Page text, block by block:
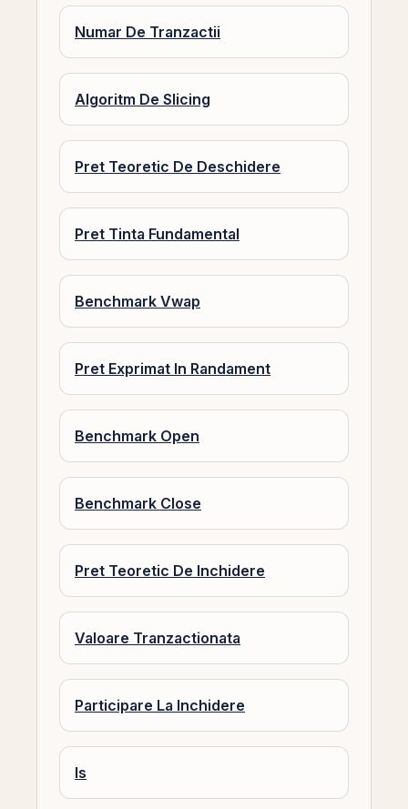
Numar De Tranzactii
Algoritm De Slicing
Pret Teoretic De Deschidere
Pret Tinta Fundamental
Benchmark Vwap
Pret Exprimat In Randament
Benchmark Open
Benchmark Close
Pret Teoretic De Inchidere
Valoare Tranzactionata
Participare La Inchidere
Is